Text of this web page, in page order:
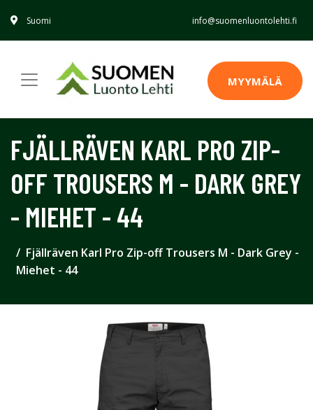
Suomi info@suomenluontolehti.fi
MYYMÄLÄ
FJÄLLRÄVEN KARL PRO ZIP-
OFF TROUSERS M - DARK GREY
- MIEHET - 44
Fjällräven Karl Pro Zip-off Trousers M - Dark Grey -
Miehet - 44